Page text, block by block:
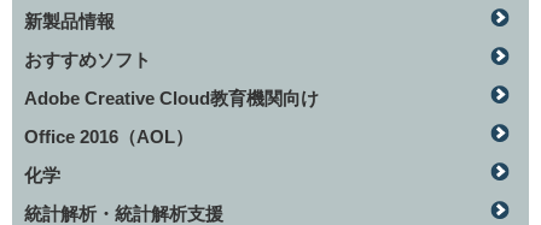
新製品情報
おすすめソフト
Adobe Creative Cloud教育機関向け
Office 2016（AOL）
化学
統計解析・統計解析支援